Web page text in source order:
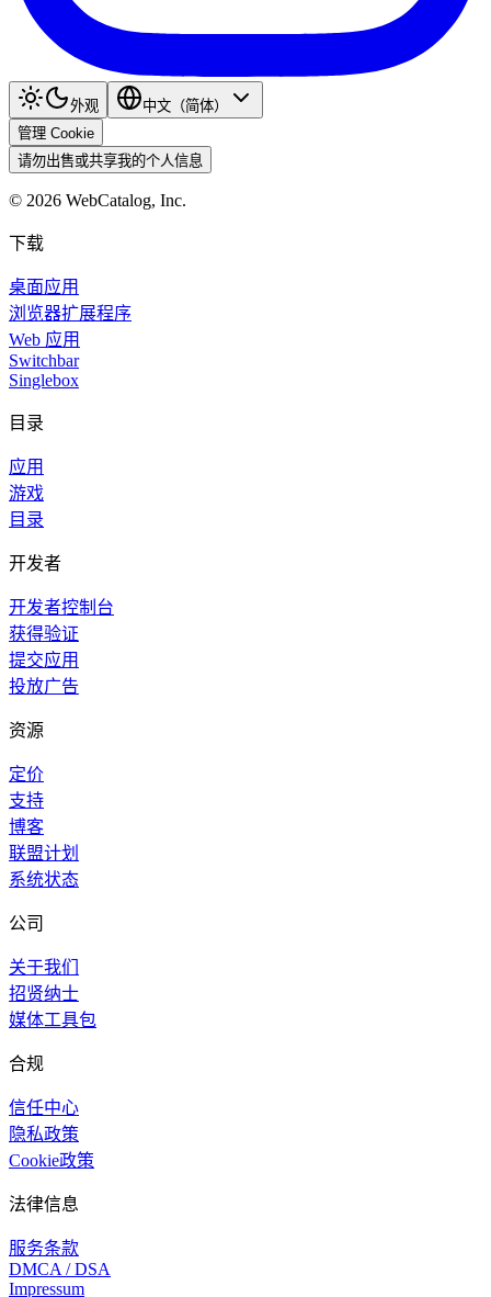
外观
中文（简体）
管理 Cookie
请勿出售或共享我的个人信息
© 2026 WebCatalog, Inc.
下载
桌面应用
浏览器扩展程序
Web 应用
Switchbar
Singlebox
目录
应用
游戏
目录
开发者
开发者控制台
获得验证
提交应用
投放广告
资源
定价
支持
博客
联盟计划
系统状态
公司
关于我们
招贤纳士
媒体工具包
合规
信任中心
隐私政策
Cookie政策
法律信息
服务条款
DMCA / DSA
Impressum